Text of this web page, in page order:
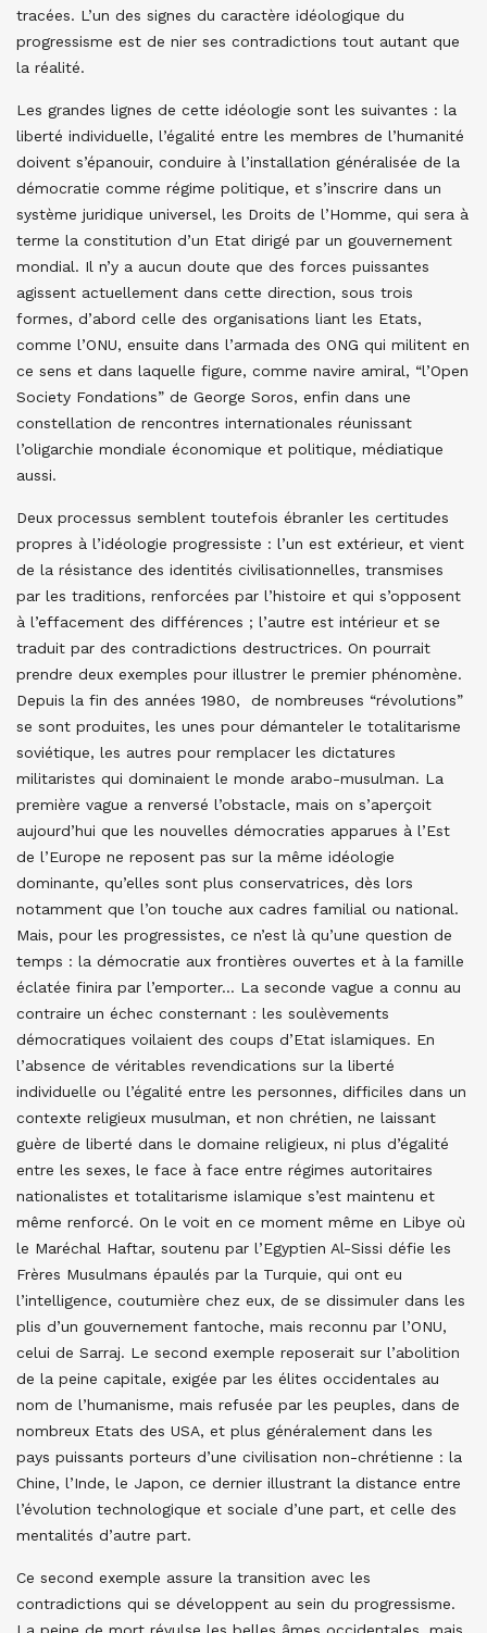
tracées. L’un des signes du caractère idéologique du
progressisme est de nier ses contradictions tout autant que
la réalité.
Les grandes lignes de cette idéologie sont les suivantes : la
liberté individuelle, l’égalité entre les membres de l’humanité
doivent s’épanouir, conduire à l’installation généralisée de la
démocratie comme régime politique, et s’inscrire dans un
système juridique universel, les Droits de l’Homme, qui sera à
terme la constitution d’un Etat dirigé par un gouvernement
mondial. Il n’y a aucun doute que des forces puissantes
agissent actuellement dans cette direction, sous trois
formes, d’abord celle des organisations liant les Etats,
comme l’ONU, ensuite dans l’armada des ONG qui militent en
ce sens et dans laquelle figure, comme navire amiral, “l’Open
Society Fondations” de George Soros, enfin dans une
constellation de rencontres internationales réunissant
l’oligarchie mondiale économique et politique, médiatique
aussi.
Deux processus semblent toutefois ébranler les certitudes
propres à l’idéologie progressiste : l’un est extérieur, et vient
de la résistance des identités civilisationnelles, transmises
par les traditions, renforcées par l’histoire et qui s’opposent
à l’effacement des différences ; l’autre est intérieur et se
traduit par des contradictions destructrices. On pourrait
prendre deux exemples pour illustrer le premier phénomène.
Depuis la fin des années 1980, de nombreuses “révolutions”
se sont produites, les unes pour démanteler le totalitarisme
soviétique, les autres pour remplacer les dictatures
militaristes qui dominaient le monde arabo-musulman. La
première vague a renversé l’obstacle, mais on s’aperçoit
aujourd’hui que les nouvelles démocraties apparues à l’Est
de l’Europe ne reposent pas sur la même idéologie
dominante, qu’elles sont plus conservatrices, dès lors
notamment que l’on touche aux cadres familial ou national.
Mais, pour les progressistes, ce n’est là qu’une question de
temps : la démocratie aux frontières ouvertes et à la famille
éclatée finira par l’emporter… La seconde vague a connu au
contraire un échec consternant : les soulèvements
démocratiques voilaient des coups d’Etat islamiques. En
l’absence de véritables revendications sur la liberté
individuelle ou l’égalité entre les personnes, difficiles dans un
contexte religieux musulman, et non chrétien, ne laissant
guère de liberté dans le domaine religieux, ni plus d’égalité
entre les sexes, le face à face entre régimes autoritaires
nationalistes et totalitarisme islamique s’est maintenu et
même renforcé. On le voit en ce moment même en Libye où
le Maréchal Haftar, soutenu par l’Egyptien Al-Sissi défie les
Frères Musulmans épaulés par la Turquie, qui ont eu
l’intelligence, coutumière chez eux, de se dissimuler dans les
plis d’un gouvernement fantoche, mais reconnu par l’ONU,
celui de Sarraj. Le second exemple reposerait sur l’abolition
de la peine capitale, exigée par les élites occidentales au
nom de l’humanisme, mais refusée par les peuples, dans de
nombreux Etats des USA, et plus généralement dans les
pays puissants porteurs d’une civilisation non-chrétienne : la
Chine, l’Inde, le Japon, ce dernier illustrant la distance entre
l’évolution technologique et sociale d’une part, et celle des
mentalités d’autre part.
Ce second exemple assure la transition avec les
contradictions qui se développent au sein du progressisme.